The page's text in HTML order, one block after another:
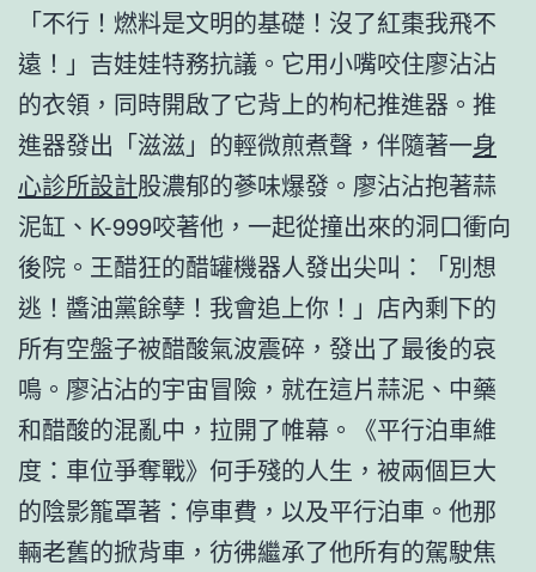
「不行！燃料是文明的基礎！沒了紅棗我飛不
遠！」吉娃娃特務抗議。它用小嘴咬住廖沾沾
的衣領，同時開啟了它背上的枸杞推進器。推
進器發出「滋滋」的輕微煎煮聲，伴隨著一身
心診所設計股濃郁的蔘味爆發。廖沾沾抱著蒜
泥缸、K-999咬著他，一起從撞出來的洞口衝向
後院。王醋狂的醋罐機器人發出尖叫：「別想
逃！醬油黨餘孽！我會追上你！」店內剩下的
所有空盤子被醋酸氣波震碎，發出了最後的哀
鳴。廖沾沾的宇宙冒險，就在這片蒜泥、中藥
和醋酸的混亂中，拉開了帷幕。《平行泊車維
度：車位爭奪戰》何手殘的人生，被兩個巨大
的陰影籠罩著：停車費，以及平行泊車。他那
輛老舊的掀背車，彷彿繼承了他所有的駕駛焦